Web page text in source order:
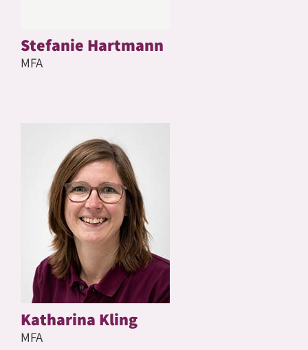
Stefanie Hartmann
MFA
Katharina Kling
MFA